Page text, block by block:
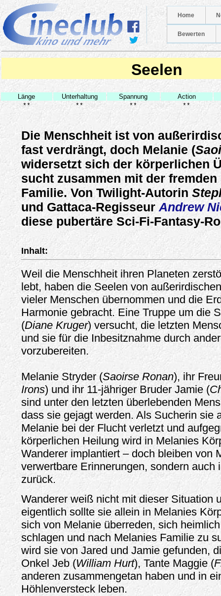
Home
Bewerten
Seelen
Länge Unterhaltung Spannung
Action
**
** ** **
Die Menschheit ist von
fast verdrängt, doch Melanie (
widersetzt sich der körperlichen
sucht zusammen mit der fremden
Familie. Von Twilight-Autorin
und Gattaca-Regisseur Andrew
diese pubertäre Sci-Fi-Fantasy-
Inhalt:
Weil die Menschheit ihren Planeten
lebt, haben die Seelen von
vieler Menschen übernommen und die
Harmonie gebracht. Eine Truppe um die
(Diane Kruger) versucht, die letzten
und sie für die Inbesitznahme durch
vorzubereiten.
Melanie Stryder (Saoirse Ronan), ihr
Irons) und ihr 11-jähriger Bruder Jamie (
sind unter den letzten überlebenden
dass sie gejagt werden. Als Sucherin sie
Melanie bei der Flucht verletzt und
körperlichen Heilung wird in Melanies
Wanderer implantiert – doch bleiben von
verwertbare Erinnerungen, sondern auch
zurück.
Wanderer weiß nicht mit dieser Situation
eigentlich sollte sie allein in Melanies
sich von Melanie überreden, sich
schlagen und nach Melanies Familie zu
wird sie von Jared und Jamie gefunden,
Onkel Jeb (William Hurt), Tante Maggie (
anderen zusammengetan haben und in
Höhlenversteck leben.